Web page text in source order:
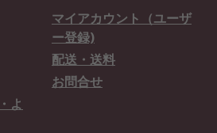
マイアカウント（ユーザ
ー登録)
配送・送料
お問合せ
よ